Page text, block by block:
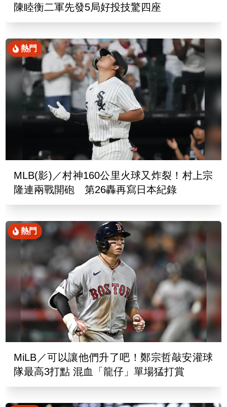
陳睦衡二軍先發5局好投技驚四座
熱門
MLB(影)／村神160公里火球又炸裂！村上宗
隆連兩戰開砲 第26轟再寫日本紀錄
熱門
MiLB／可以讓他們升了吧！鄭宗哲敲安灌球
隊最高3打點 混血「龍仔」單場猛打賞